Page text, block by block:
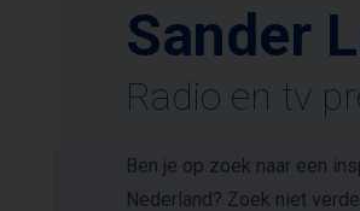
Sander
Radio en tv
Ben je op zoek naar een
Nederland? Zoek niet